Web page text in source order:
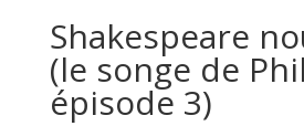
Shakespeare
(le songe de
épisode 3)